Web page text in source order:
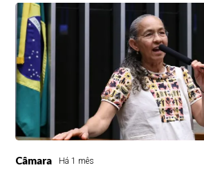
Câmara Há 1 mês